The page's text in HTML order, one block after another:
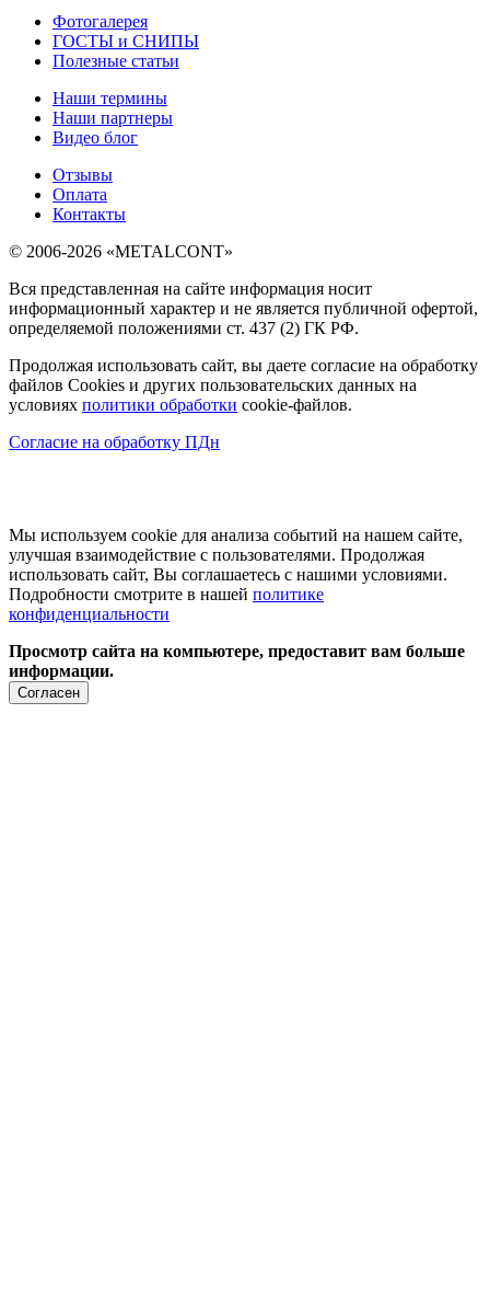
Фотогалерея
ГОСТЫ и СНИПЫ
Полезные статьи
Наши термины
Наши партнеры
Видео блог
Отзывы
Оплата
Контакты
© 2006-2026 «METALCONT»
Вся представленная на сайте информация носит
информационный характер и не является публичной офертой,
определяемой положениями ст. 437 (2) ГК РФ.
Продолжая использовать сайт, вы даете согласие на обработку
файлов Cookies и других пользовательских данных на
условиях политики обработки cookie-файлов.
Согласие на обработку ПДн
Мы используем cookie для анализа событий на нашем сайте,
улучшая взаимодействие с пользователями. Продолжая
использовать сайт, Вы соглашаетесь с нашими условиями.
Подробности смотрите в нашей политике
конфиденциальности
Просмотр сайта на компьютере, предоставит вам больше
информации.
Согласен